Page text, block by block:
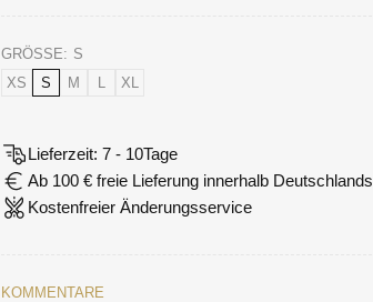
GRÖSSE:
S
XS
S M L XL
Lieferzeit: 7 - 10Tage
Ab 100 € freie Lieferung innerhalb Deutschlands
Kostenfreier Änderungsservice
KOMMENTARE